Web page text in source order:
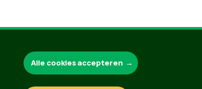
Alle cookies accepteren